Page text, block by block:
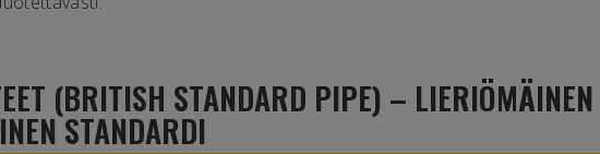
(BRITISH STANDARD PIPE) – LIERIÖMÄINEN
STANDARDI